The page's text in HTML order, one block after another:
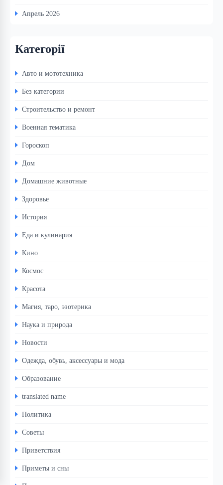
Апрель 2026
Категорії
Авто и мототехника
Без категории
Строительство и ремонт
Военная тематика
Гороскоп
Дом
Домашние животные
Здоровье
История
Еда и кулинария
Кино
Космос
Красота
Магия, таро, эзотерика
Наука и природа
Новости
Одежда, обувь, аксессуары и мода
Образование
translated name
Политика
Советы
Приветствия
Приметы и сны